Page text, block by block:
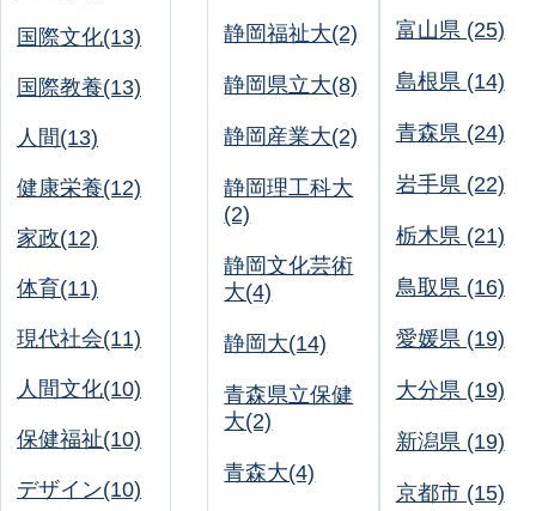
国際文化(13)
国際教養(13)
人間(13)
健康栄養(12)
家政(12)
体育(11)
現代社会(11)
人間文化(10)
保健福祉(10)
デザイン(10)
静岡福祉大(2)
静岡県立大(8)
静岡産業大(2)
静岡理工科大
(2)
静岡文化芸術
大(4)
静岡大(14)
青森県立保健
大(2)
青森大(4)
富山県 (25)
島根県 (14)
青森県 (24)
岩手県 (22)
栃木県 (21)
鳥取県 (16)
愛媛県 (19)
大分県 (19)
新潟県 (19)
京都市 (15)